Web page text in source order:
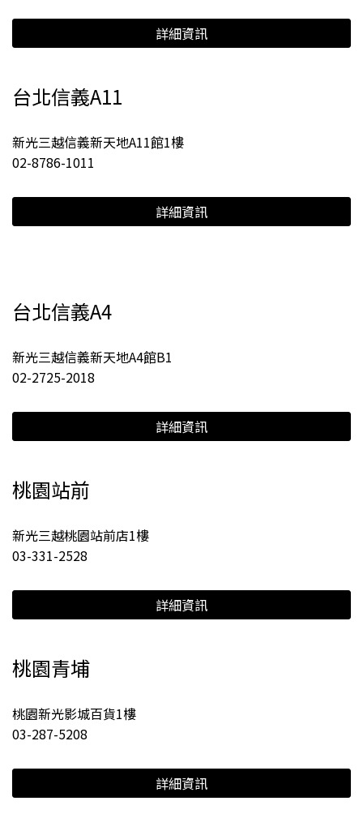
詳細資訊
台北信義A11
新光三越信義新天地A11館1樓
02-8786-1011
詳細資訊
台北信義A4
新光三越信義新天地A4館B1
02-2725-2018
詳細資訊
桃園站前
新光三越桃園站前店1樓
03-331-2528
詳細資訊
桃園青埔
桃園新光影城百貨1樓
03-287-5208
詳細資訊